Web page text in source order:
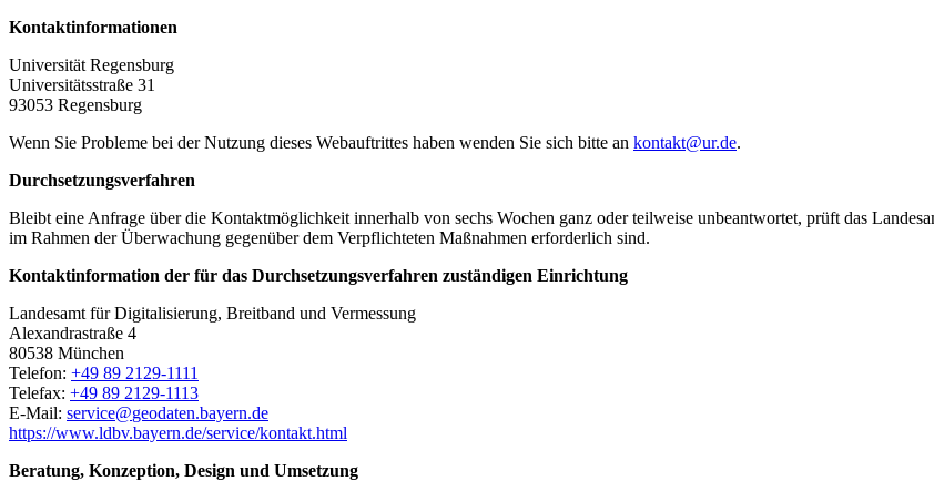
Kontaktinformationen
Universität Regensburg
Universitätsstraße 31
93053 Regensburg
Wenn Sie Probleme bei der Nutzung dieses Webauftrittes haben wenden Sie sich bitte an kontakt@ur.de.
Durchsetzungsverfahren
Bleibt eine Anfrage über die Kontaktmöglichkeit innerhalb von sechs Wochen ganz oder teilweise unbeantwortet, prüft das
im Rahmen der Überwachung gegenüber dem Verpflichteten Maßnahmen erforderlich sind.
Kontaktinformation der für das Durchsetzungsverfahren zuständigen Einrichtung
Landesamt für Digitalisierung, Breitband und Vermessung
Alexandrastraße 4
80538 München
Telefon: +49 89 2129-1111
Telefax: +49 89 2129-1113
E-Mail: service@geodaten.bayern.de
https://www.ldbv.bayern.de/service/kontakt.html
Beratung, Konzeption, Design und Umsetzung